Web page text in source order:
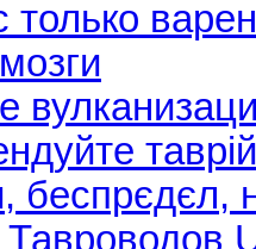
только
беспрєдєл,
Тавроводов